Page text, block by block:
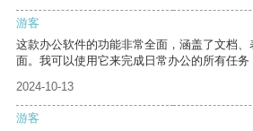
游客
这款办公软件的功能非常全面，涵盖了文档
面。我可以使用它来完成日常办公的所有任务
2024-10-13
游客